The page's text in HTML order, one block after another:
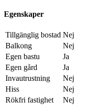
Egenskaper
Tillgänglig bostad Nej
Balkong
Nej
Egen bastu
Ja
Egen gård
Ja
Invautrustning
Nej
Hiss
Nej
Rökfri fastighet
Nej